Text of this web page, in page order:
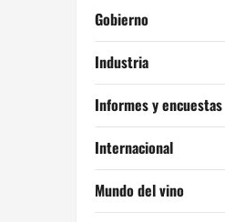
Gobierno
Industria
Informes y encuestas
Internacional
Mundo del vino